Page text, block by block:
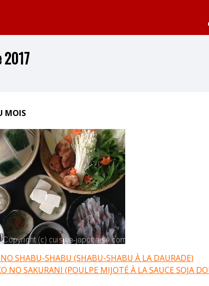
2017
MOIS
SHABU-SHABU (SHABU-SHABU À LA DAURADE)
NO SAKURANI (POULPE MIJOTÉ À LA SAUCE SOJA